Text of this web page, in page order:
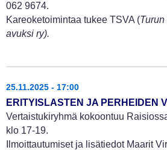
062 9674.
Kareoketoimintaa tukee TSVA (
avuksi ry).
25.11.2025 - 17:00
ERITYISLASTEN JA PERHEIDEN
Vertaistukiryhmä kokoontuu
klo 17-19.
Ilmoittautumiset ja lisätiedot Maarit